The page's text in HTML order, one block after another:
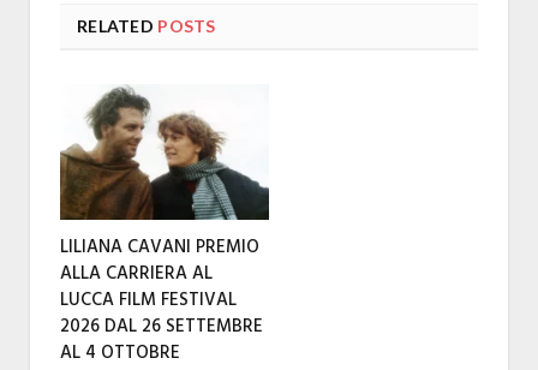
RELATED POSTS
LILIANA CAVANI PREMIO
ALLA CARRIERA AL
LUCCA FILM FESTIVAL
2026 DAL 26 SETTEMBRE
AL 4 OTTOBRE